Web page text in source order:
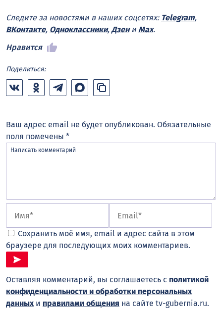
Следите за новостями в наших соцсетях: Telegram,
ВКонтакте, Одноклассники, Дзени Max.
Нравится
Поделиться:
Ваш адрес email не будет опубликован. Обязательные
поля помечены *
Сохранить моё имя, email и адрес сайта в этом
браузере для последующих моих комментариев.
Оставляя комментарий, вы соглашаетесь с политикой
конфиденциальности и обработки персональных
данныхи правилами общения на сайте tv-gubernia.ru.